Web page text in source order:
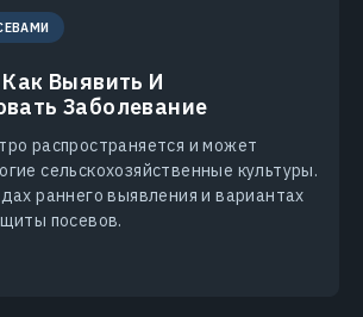
Выявить И
Заболевание
распространяется и может
сельскохозяйственные культуры.
раннего выявления и вариантах
посевов.